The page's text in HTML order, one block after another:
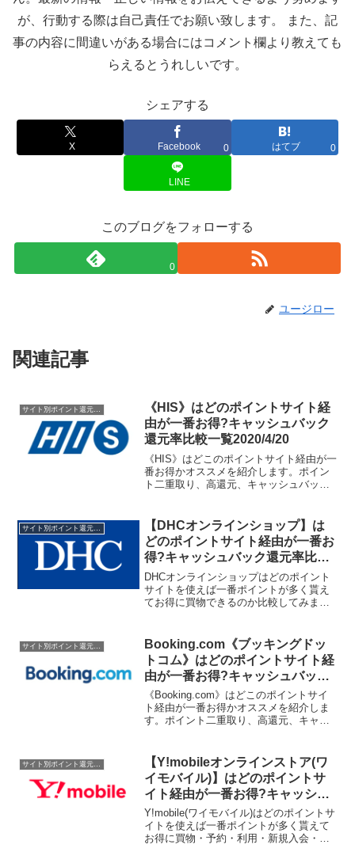
が、行動する際は自己責任でお願い致します。 また、記
事の内容に間違いがある場合にはコメント欄より教えても
らえるとうれしいです。
シェアする
X Facebook 0 はてブ 0
LINE
このブログをフォローする
0
ユージロー
関連記事
サイト別ポイント還元率一覧
《HIS》はどのポイントサイト経
由が一番お得?キャッシュバック
還元率比較一覧2020/4/20
《HIS》はどこのポイントサイト経由が一
番お得かオススメを紹介します。ポイン
ト二重取り、高還元、キャッシュバック
【DHCオンラインショップ】は
どのポイントサイト経由が一番お
得?キャッシュバック還元率比較
一覧2019/7/9
DHCオンラインショップはどのポイント
サイトを使えば一番ポイントが多く貰え
てお得に買物できるのか比較してみまし
中)0.6%→1.8%(ポイントアップ
中)1.0%→1....
Booking.com《ブッキングドッ
トコム》はどのポイントサイト経
由が一番お得?キャッシュバック
還元率比較一覧2020/4/19
《Booking.com》はどこのポイントサイ
ト経由が一番お得かオススメを紹介しま
す。ポイント二重取り、高還元、キャッ
サイト別ポイント還元率一覧
【Y!mobileオンラインストア(ワ
イモバイル)】はどのポイントサ
イト経由が一番お得?キャッシュ
バック還元率比較一覧2020/4/18
Y!mobile(ワイモバイル)はどのポイントサ
イトを使えば一番ポイントが多く貰えて
お得に買物・予約・利用・新規入会・会